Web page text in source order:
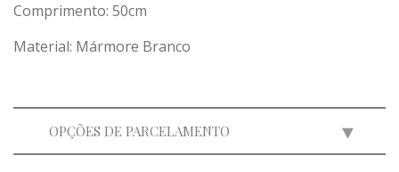
Comprimento: 50cm
Material: Mármore Branco
OPÇÕES DE PARCELAMENTO